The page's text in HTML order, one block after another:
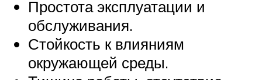
Простота эксплуатации и
обслуживания.
Стойкость к влияниям
окружающей среды.